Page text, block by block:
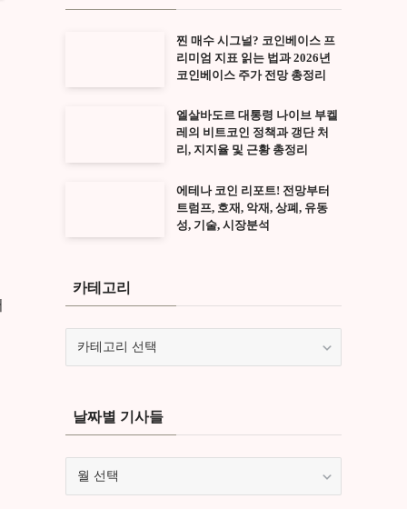
찐 매수 시그널? 코인베이스 프
리미엄 지표 읽는 법과 2026년
코인베이스 주가 전망 총정리
엘살바도르 대통령 나이브 부켈
레의 비트코인 정책과 갱단 처
리, 지지율 및 근황 총정리
에테나 코인 리포트! 전망부터
트럼프, 호재, 악재, 상폐, 유동
성, 기술, 시장분석
카테고리
날짜별 기사들